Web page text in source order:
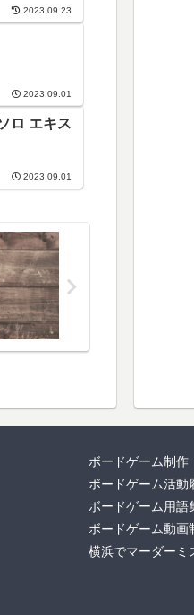
2023.09.23
2023.09.01
ロ エキス
2023.09.01
ボードゲーム制作
ボードゲーム活動
ボードゲーム用語
ボードゲーム動画
横浜でマーダーミ